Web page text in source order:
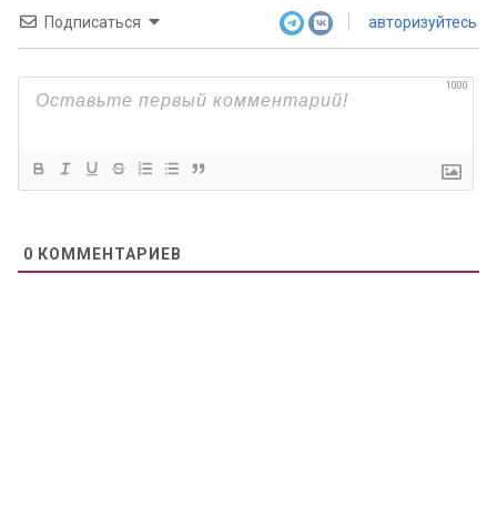
Подписаться авторизуйтесь
1000
0 КОММЕНТАРИЕВ